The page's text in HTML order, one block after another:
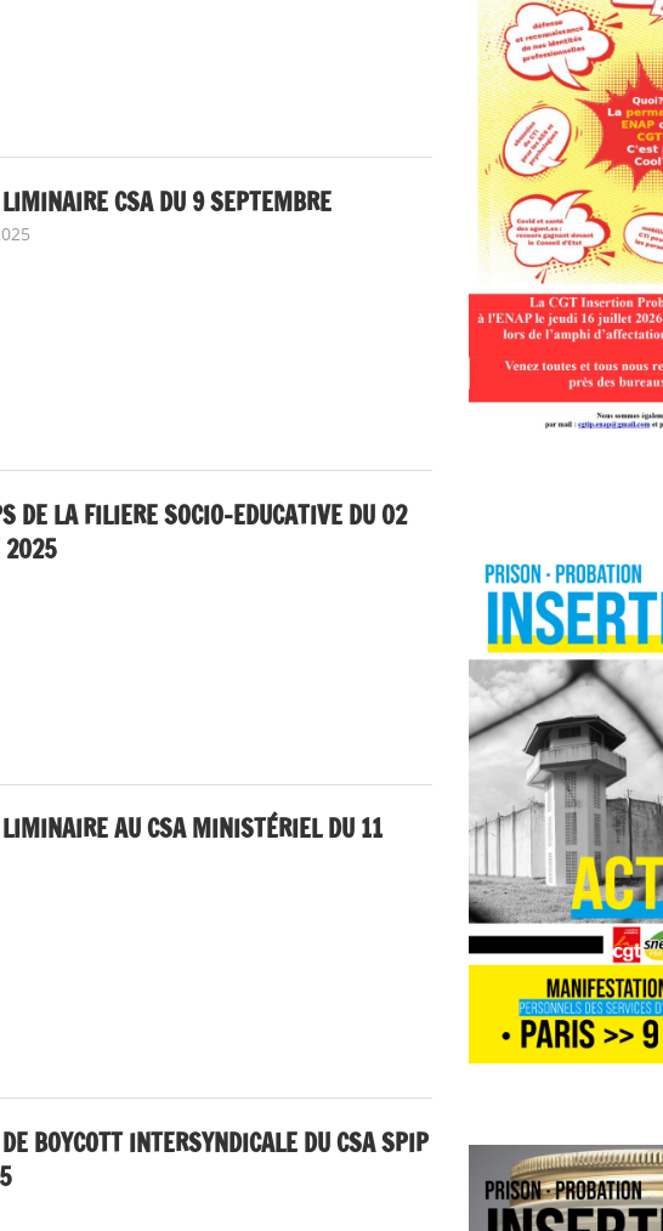
CSA DU 9 SEPTEMBRE
Instances nationales de dialogue social
DE LA FILIERE SOCIO-EDUCATIVE DU 02
2025
Instances nationales de dialogue social
AU CSA MINISTÉRIEL DU 11
Instances nationales de dialogue social
BOYCOTT INTERSYNDICALE DU CSA SPIP
Instances nationales de dialogue social